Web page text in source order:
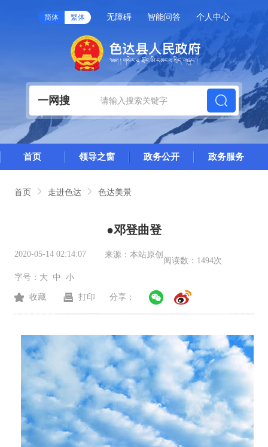
简体 繁体 无障碍 智能问答 个人中心
一网搜
首页 领导之窗 政务公开 政务服务
首页 走进色达 色达美景
●邓登曲登
2020-05-14 02:14:07 来源： 本站原创
阅读数： 1494次
字号： 大 中 小
收藏 打印 分享：